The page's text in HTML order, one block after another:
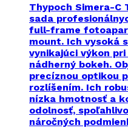
Thypoch Simera-C
sada
full-frame
mount. Ich vysoká
vynikajúci výkon
nádherný bokeh.
precíznou optikou
rozlíšením. Ich
nízka hmotnosť a
odolnosť,
náročných